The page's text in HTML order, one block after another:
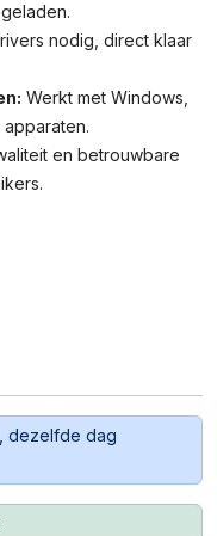
nodig, direct klaar
Werkt met Windows,
en betrouwbare
dezelfde dag